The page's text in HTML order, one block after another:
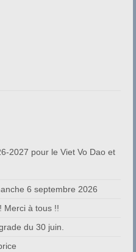
2027 pour le Viet Vo Dao et
6 septembre 2026
Merci à tous !!
du 30 juin.